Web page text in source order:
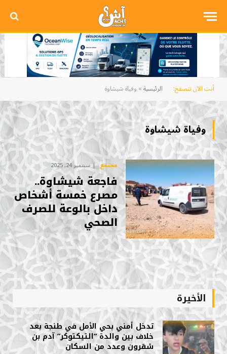
أنت الآن تتصفح: الرئيسية» وفياة شيشاوة
وفياة شيشاوة
مجتمع سبتمبر 24, 2025
فاجعة شيشاوة..
مصرع خمسة أشخاص
داخل بالوعة للصرف
الصحي
الأخيرة
تدخل أمني بحي الأمل في طنجة بعد
خلاف بين والدة “التيكتوكر” آدم بن
شقرون وعدد من السكان